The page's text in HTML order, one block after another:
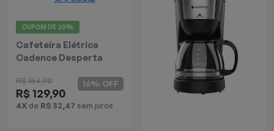
CUPOM DE 20%
Cafeteira Elétrica
Cadence Desperta
R$ 154,90
R$ 129,90
4X de R$ 32,47 sem juros
16% OFF